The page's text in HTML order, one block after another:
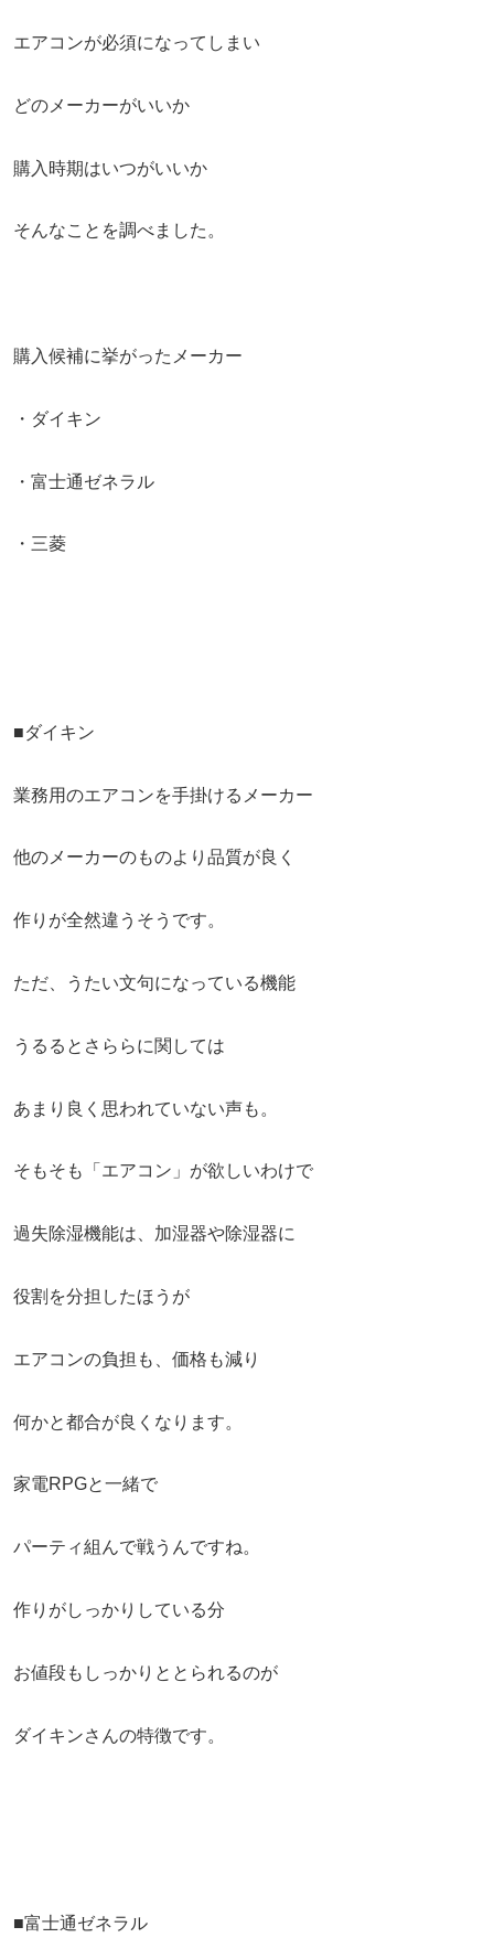
エアコンが必須になってしまい
どのメーカーがいいか
購入時期はいつがいいか
そんなことを調べました。
購入候補に挙がったメーカー
・ダイキン
・富士通ゼネラル
・三菱
■ダイキン
業務用のエアコンを手掛けるメーカー
他のメーカーのものより品質が良く
作りが全然違うそうです。
ただ、うたい文句になっている機能
うるるとさららに関しては
あまり良く思われていない声も。
そもそも「エアコン」が欲しいわけで
過失除湿機能は、加湿器や除湿器に
役割を分担したほうが
エアコンの負担も、価格も減り
何かと都合が良くなります。
家電RPGと一緒で
パーティ組んで戦うんですね。
作りがしっかりしている分
お値段もしっかりととられるのが
ダイキンさんの特徴です。
■富士通ゼネラル